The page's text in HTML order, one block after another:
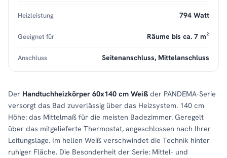
Der Handtuchheizkörper 60x140 cm Weiß der PANDEMA-Serie
versorgt das Bad zuverlässig über das Heizsystem. 140 cm
Höhe: das Mittelmaß für die meisten Badezimmer. Geregelt
über das mitgelieferte Thermostat, angeschlossen nach Ihrer
Leitungslage. Im hellen Weiß verschwindet die Technik hinter
ruhiger Fläche. Die Besonderheit der Serie: Mittel- und
Heizleistung 794 Watt
Geeignet für Räume bis ca. 7 m²
Anschluss Seitenanschluss, Mittelanschluss